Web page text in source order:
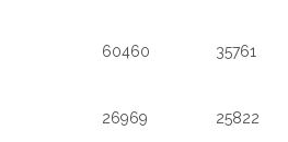
60460 35761
26969 25822